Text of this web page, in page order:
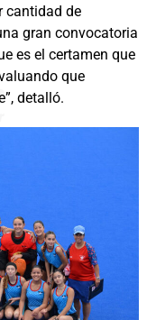
cantidad de
gran convocatoria
es el certamen que
que
detalló.